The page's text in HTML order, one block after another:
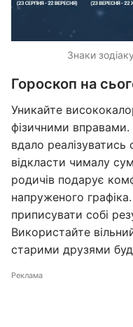
Знаки
Гороскоп на
Уникайте
фізичними
вдало
відкласти чималу
родичів подарує
напруженого
приписувати собі
Використайте
старими друзями
Реклама